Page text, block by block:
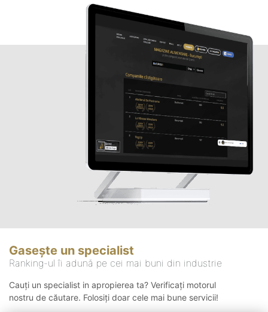
Gasește un specialist
Ranking-ul îi adună pe cei mai buni din industrie
Cauți un specialist in apropierea ta? Verificați motorul
nostru de căutare. Folosiți doar cele mai bune servicii!